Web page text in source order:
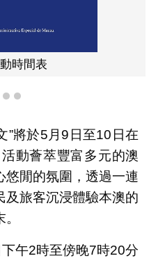
5 6
”將於5月9日至10日在
動薈萃豐富多元的澳
悠閒的氛圍，透過一連
及旅客沉浸體驗本澳的
午2時至傍晚7時20分